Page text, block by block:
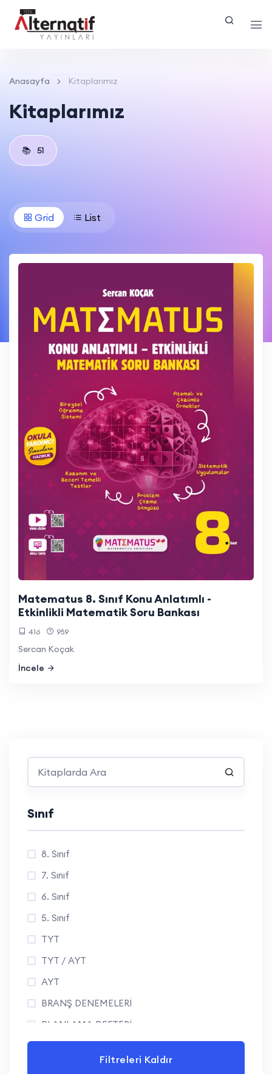
Anasayfa Kitaplarımız
Kitaplarımız
📚 51
Grid List
Sınıf
8. Sınıf
7. Sınıf
6. Sınıf
5. Sınıf
TYT
TYT / AYT
AYT
BRANŞ DENEMELERİ
PLANLAMA DEFTERİ
Filtreleri Kaldır
Matematus 8. Sınıf Konu Anlatımlı -
Etkinlikli Matematik Soru Bankası
416 959
Sercan Koçak
İncele